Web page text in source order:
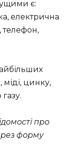
є:
електрична
телефон,
міді, цинку,
про
форму